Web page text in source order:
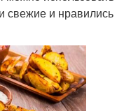
свежие и нравились